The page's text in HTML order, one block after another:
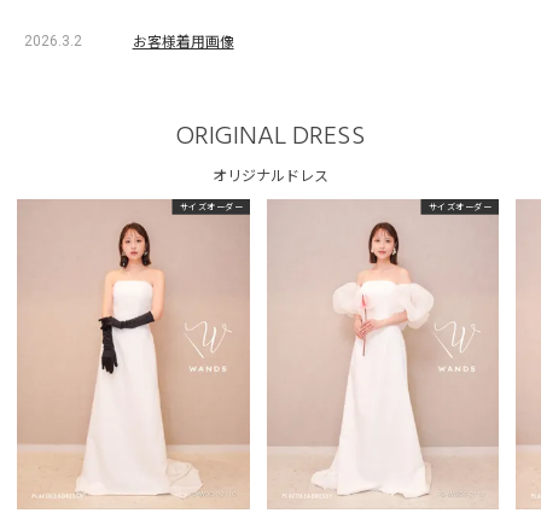
2026.3.2 お客様着用画像
ORIGINAL DRESS
オリジナルドレス
サイズオーダー サイズオーダー